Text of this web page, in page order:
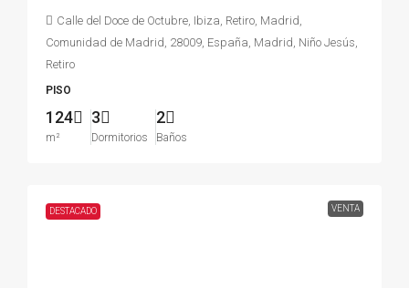
Calle del Doce de Octubre, Ibiza, Retiro, Madrid,
Comunidad de Madrid, 28009, España, Madrid, Niño Jesús,
Retiro
PISO
124
m²
3
Dormitorios
2
Baños
DESTACADO VENTA